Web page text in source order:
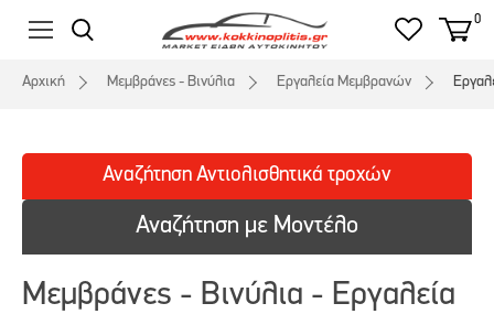
0
Αρχική Μεμβράνες - Βινύλια Εργαλεία Μεμβρανών
Αναζήτηση με Μοντέλο
Αναζήτηση Αντιολισθητικά τροχών
Μεμβράνες - Βινύλια - Εργαλεία